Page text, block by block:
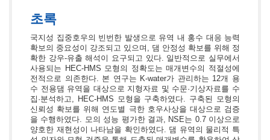
초록
국지성 집중호우의 빈번한 발생으로 유역 내 홍수 대응 능력
확보의 중요성이 강조되고 있으며, 댐 안정성 확보를 위해 정
확한 강우-유출 해석이 요구되고 있다. 일반적으로 실무에서
사용되는 HEC-HMS 모형의 정확도는 매개변수의 적절성에
전적으로 의존한다. 본 연구는 K-water가 관리하는 12개 용
수 전용댐 유역을 대상으로 지형자료 및 수문·기상자료를 수
집·분석하고, HEC-HMS 모형을 구축하였다. 구축된 모형의
신뢰성 확보를 위해 연도별 극한 호우사상을 대상으로 검증
을 수행하였다. 모의 성능 평가한 결과, NSE는 0.7 이상으로
양호한 재현성이 나타남을 확인하였다. 댐 유역의 물리적 특